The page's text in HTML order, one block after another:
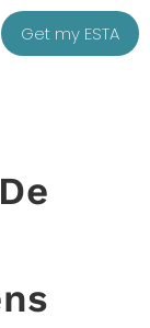
Get my ESTA